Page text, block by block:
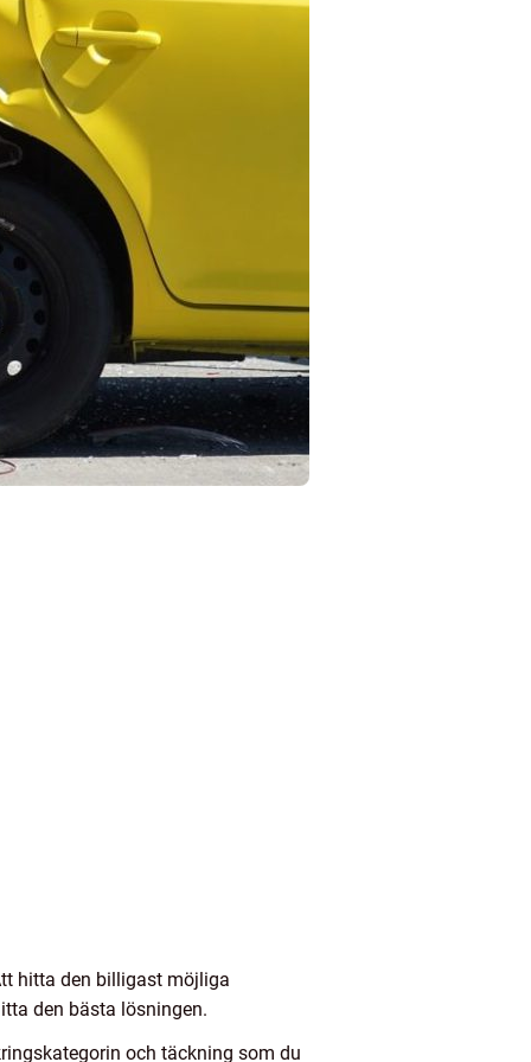
hitta den billigast möjliga
den bästa lösningen.
och täckning som du